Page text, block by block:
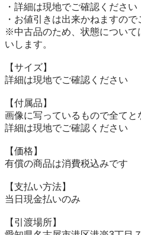
・詳細は現地でご確認ください
・お値引きは出来かねますの
※中古品のため、状態について
いします。
【サイズ】
詳細は現地でご確認ください
【付属品】
画像に写っているもので全てと
詳細は現地でご確認ください
【価格】
有償の商品は消費税込みです
【⽀払い⽅法】
当⽇現⾦払いのみ
【引渡場所】